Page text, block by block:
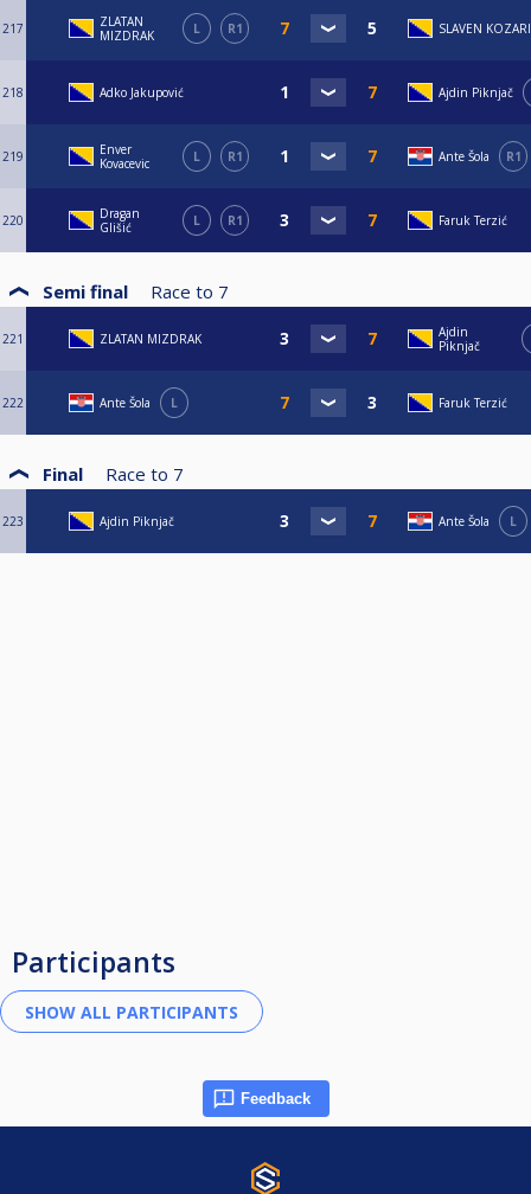
217
ZLATAN
MIZDRAK
L R1 SLAVEN
218 Adko Jakupović Ajdin Piknjač
219
Enver
Kovacevic
L R1 Ante Šola R1
220
Dragan
Glišić
L R1 Faruk Terzić
Semi final Race to 7
221 ZLATAN MIZDRAK
Ajdin
Piknjač
222 Ante Šola L Faruk Terzić
Final Race to 7
223 Ajdin Piknjač Ante Šola L
Participants
Feedback